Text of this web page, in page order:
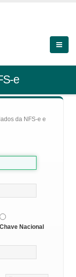
e
da NFS-e e
Chave Nacional